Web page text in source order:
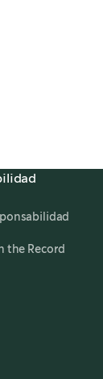
the Record